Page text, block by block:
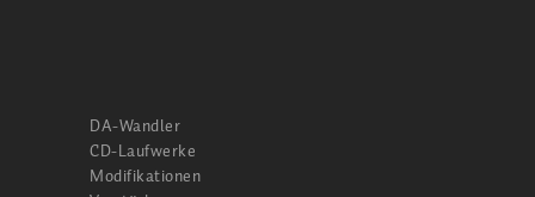
DA-Wandler
CD-Laufwerke
Modifikationen